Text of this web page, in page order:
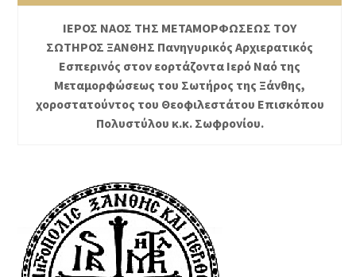
ΙΕΡΟΣ ΝΑΟΣ ΤΗΣ ΜΕΤΑΜΟΡΦΩΣΕΩΣ ΤΟΥ
ΣΩΤΗΡΟΣ ΞΑΝΘΗΣ Πανηγυρικός Αρχιερατικός
Εσπερινός στον εορτάζοντα Ιερό Ναό της
Μεταμορφώσεως του Σωτήρος της Ξάνθης,
χοροστατούντος του Θεοφιλεστάτου Επισκόπου
Πολυστύλου κ.κ. Σωφρονίου.